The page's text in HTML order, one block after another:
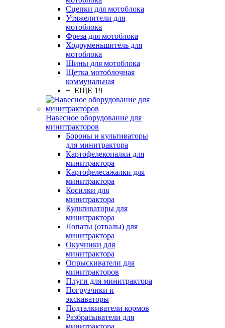
Сцепки для мотоблока
Утяжелители для
мотоблока
Фреза для мотоблока
Ходоуменьшитель для
мотоблока
Шины для мотоблока
Щетка мотоблочная
коммунальная
+ ЕЩЕ 19
Навесное оборудование для
минитракторов
Бороны и культиваторы
для минитрактора
Картофелекопалки для
минитрактора
Картофелесажалки для
минитрактора
Косилки для
минитрактора
Культиваторы для
минитрактора
Лопаты (отвалы) для
минитрактора
Окучники для
минитрактора
Опрыскиватели для
минитракторов
Плуги для минитрактора
Погрузчики и
экскаваторы
Подталкиватели кормов
Разбрасыватели для
минитрактора